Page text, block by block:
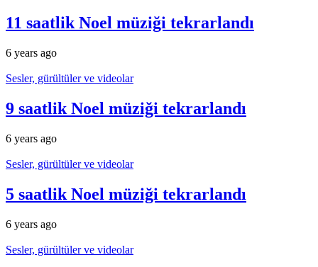
11 saatlik Noel müziği tekrarlandı
6 years ago
Sesler, gürültüler ve videolar
9 saatlik Noel müziği tekrarlandı
6 years ago
Sesler, gürültüler ve videolar
5 saatlik Noel müziği tekrarlandı
6 years ago
Sesler, gürültüler ve videolar